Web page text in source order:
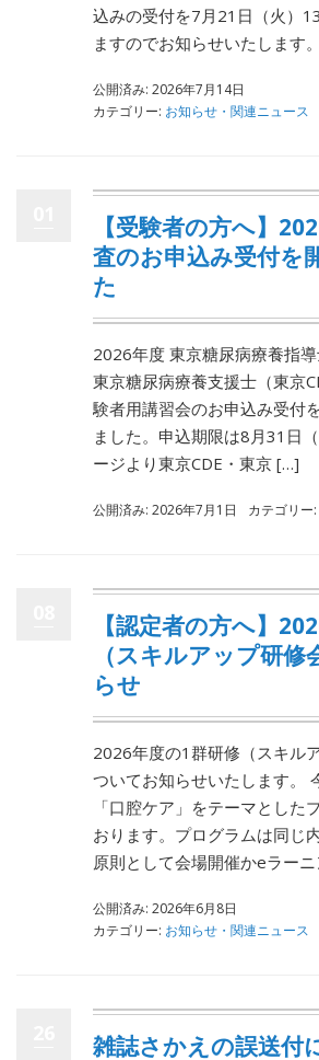
込みの受付を7月21日（火）
ますのでお知らせいたします
公開済み: 2026年7月14日
カテゴリー: お知らせ・関連ニュース
【受験者の方へ】
査のお申込み受付を
た
2026年度 東京糖尿病療養指
東京糖尿病療養支援士（東京
験者用講習会のお申込み受付
ました。申込期限は8月31日
ージより東京CDE・東京 […]
公開済み: 2026年7月1日 カテゴリー:
【認定者の方へ】
（スキルアップ研修
らせ
2026年度の1群研修（スキル
ついてお知らせいたします。
「口腔ケア」をテーマとした
おります。プログラムは同じ
原則として会場開催かeラー
公開済み: 2026年6月8日
カテゴリー: お知らせ・関連ニュース
雑誌さかえの誤送付